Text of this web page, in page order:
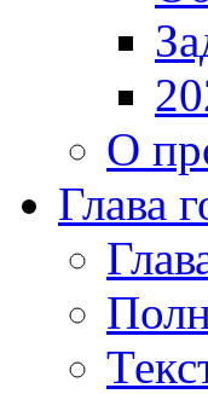
О
Глава